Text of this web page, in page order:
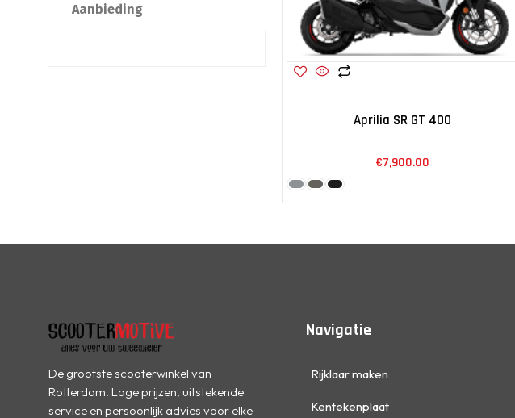
Aanbieding
Aprilia SR GT 400
€7,900.00
De grootste scooterwinkel van
Rotterdam. Lage prijzen, uitstekende
service en persoonlijk advies voor elke
Navigatie
Rijklaar maken
Kentekenplaat